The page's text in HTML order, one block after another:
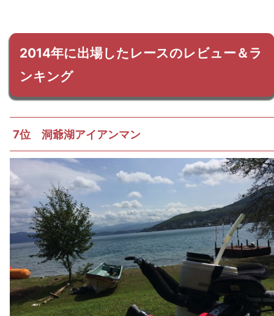
2014年に出場したレースのレビュー＆ラ
ンキング
7位 洞爺湖アイアンマン